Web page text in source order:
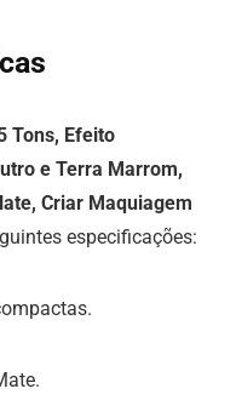
Tons, Efeito
e Terra Marrom,
Criar Maquiagem
especificações: